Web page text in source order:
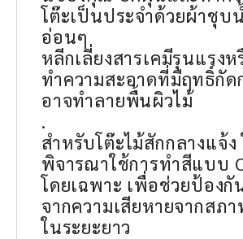
โต๊ะเป็นประจำด้วยผ้าชุบ
อ่อนๆ
หลีกเลี่ยงสารเคมีรุนแรงห
ทำความสะอาดที่มีฤทธิ์กัด
อาจทำลายพื้นผิวไม้
.
สำหรับโต๊ะไม้สักกลางแจ้ง
พิจารณาใช้การทำสีแบบ
โดยเฉพาะ เพื่อช่วยป้องกั
จากความเสียหายจากสภ
ในระยะยาว